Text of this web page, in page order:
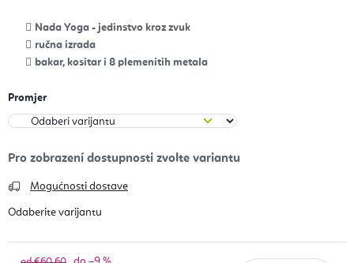
Nada Yoga - jedinstvo kroz zvuk
ručna izrada
bakar, kositar i 8 plemenitih metala
Promjer
Mogućnosti dostave